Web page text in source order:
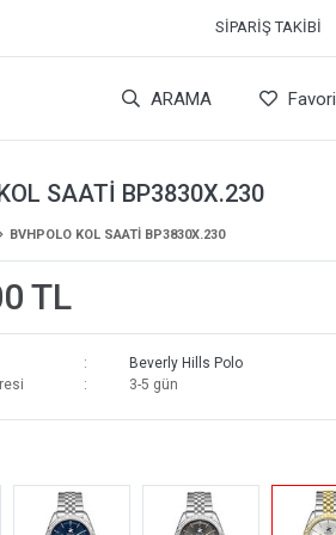
SIPARIŞ TAKIBI
ARAMA
SAATİ BP3830X.230
BVHPOLO KOL SAATİ BP3830X.230
TL
Beverly Hills Polo
3-5 gün